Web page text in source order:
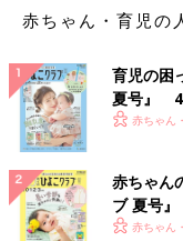
赤ちゃん・育児の
育児の困
夏号』 4
いっぱい
赤ちゃん
赤ちゃん
ブ 夏号
く！ おっ
赤ちゃん